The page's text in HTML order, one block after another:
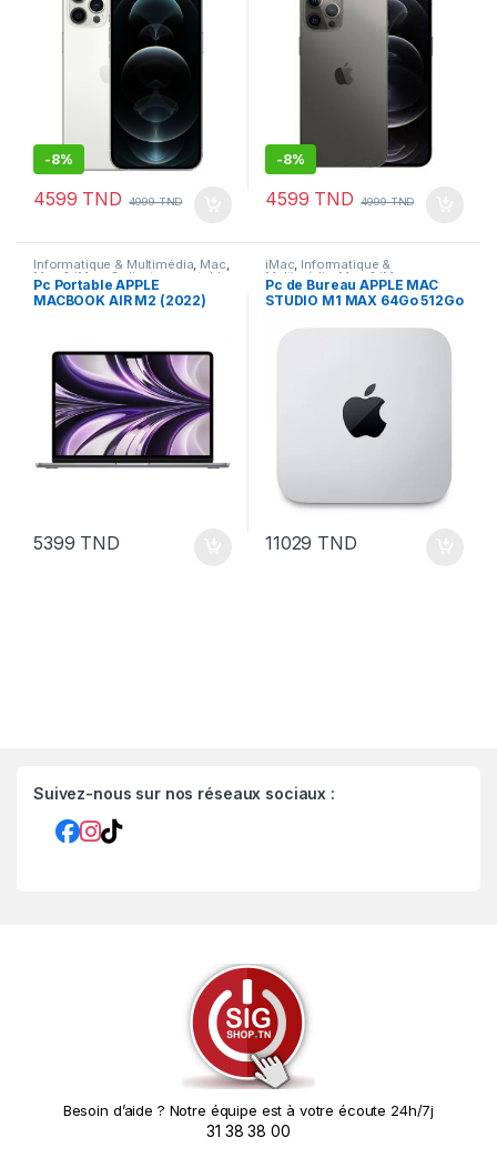
-8%
4599 TND 4999TND
-8%
4599 TND 4999TND
Informatique & Multimédia, Mac,
Mac & iMac Ordinateur portable
Pc Portable APPLE
MACBOOK AIR M2 (2022)
5399 TND
iMac, Informatique &
Multimédia Mac & iMac,
Ordinateur de bureau
Pc de Bureau APPLE MAC
STUDIO M1 MAX 64Go 512Go
11029 TND
Suivez-nous sur nos réseaux sociaux :
Besoin d’aide ? Notre équipe est à votre écoute 24h/7j
31 38 38 00